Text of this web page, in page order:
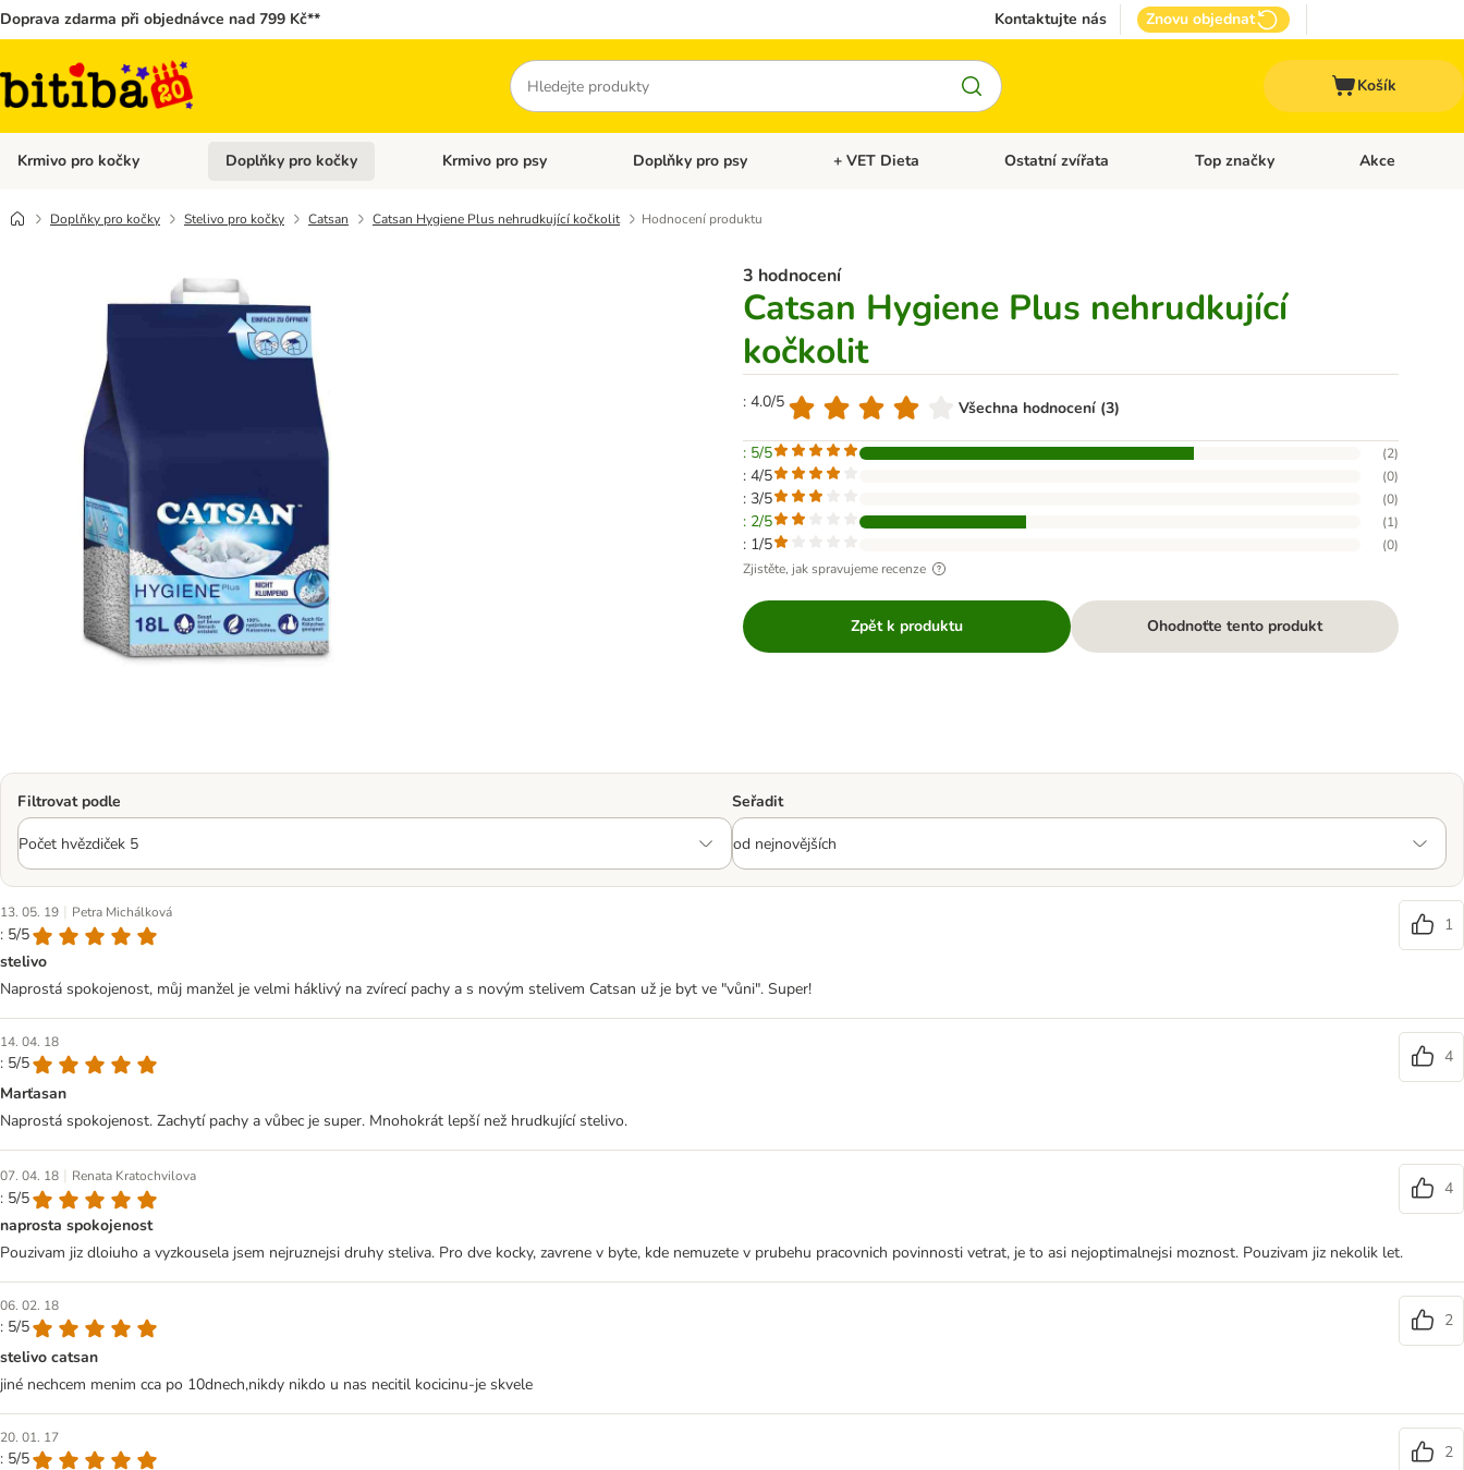
Doprava zdarma při objednávce nad 799 Kč** Kontaktujte nás Znovu objednat
Hledat
Košík
Krmivo pro kočky Otevřít menu: Krmivo pro kočky
Doplňky pro kočky Otevřít menu: Doplňky pro kočky
Krmivo pro psy Otevřít menu: Krmivo pro psy
Doplňky pro psy Otevřít menu: Doplňky pro psy
+ VET Dieta Otevřít menu: + VET Dieta
Ostatní zvířata Otevřít menu: Ostatní zvířata
Top značky Otevřít menu:
Akce
Doplňky pro kočky Stelivo pro kočky Catsan Catsan Hygiene Plus nehrudkující kočkolit Hodnocení produktu
3 hodnocení
Catsan Hygiene Plus nehrudkující
kočkolit
: 4.0/5 Všechna hodnocení (3)
: 5/5 (2)
: 4/5 (0)
: 3/5 (0)
: 2/5 (1)
: 1/5 (0)
Zjistěte, jak spravujeme recenze
Zpět k produktu Ohodnoťte tento produkt
Filtrovat podle Seřadit
13. 05. 19 | Petra Michálková
: 5/5
1
stelivo
Naprostá spokojenost, můj manžel je velmi háklivý na zvírecí pachy a s novým stelivem Catsan už je byt ve "vůni". Super!
14. 04. 18
: 5/5
4
Marťasan
Naprostá spokojenost. Zachytí pachy a vůbec je super. Mnohokrát lepší než hrudkující stelivo.
07. 04. 18 | Renata Kratochvilova
: 5/5
4
naprosta spokojenost
Pouzivam jiz dloiuho a vyzkousela jsem nejruznejsi druhy steliva. Pro dve kocky, zavrene v byte, kde nemuzete v prubehu pracovnich povinnosti vetrat, je to asi nejoptimalnejsi moznost. Pouzivam jiz nekolik let.
06. 02. 18
: 5/5
2
stelivo catsan
jiné nechcem menim cca po 10dnech,nikdy nikdo u nas necitil kocicinu-je skvele
20. 01. 17
: 5/5
2